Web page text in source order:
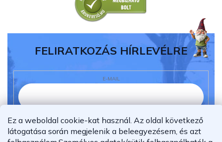
Ez a weboldal cookie-kat használ. Az oldal következő
látogatása során megjelenik a beleegyezésem, és azt
FELIRATKOZÁS HÍRLEVÉLRE
E-MAIL
Elolvastam és megértettem azadatvédelmi
nyilatkozatot.